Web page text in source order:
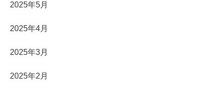
2025年5月
2025年4月
2025年3月
2025年2月